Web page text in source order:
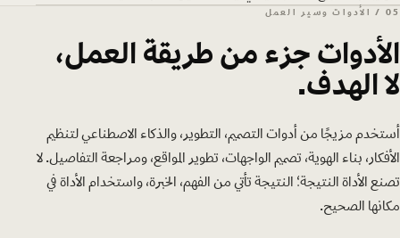
05 / الأدوات وسير العمل
الأدوات جزء من طريقة العمل،
لا الهدف.
أستخدم مزيجًا من أدوات التصميم، التطوير، والذكاء الاصطناعي لتنظيم
الأفكار، بناء الهوية، تصميم الواجهات، تطوير المواقع، ومراجعة التفاصيل. لا
تصنع الأداة النتيجة؛ النتيجة تأتي من الفهم، الخبرة، واستخدام الأداة في
مكانها الصحيح.